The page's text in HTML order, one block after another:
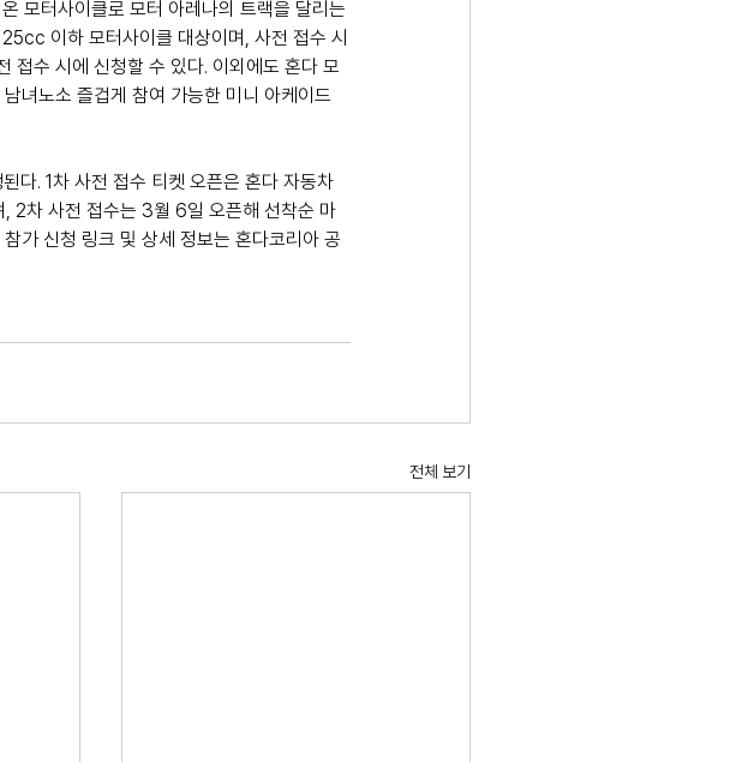
모터사이클로 모터 아레나의 트랙을 달리는
이하 모터사이클 대상이며, 사전 접수 시
접수 시에 신청할 수 있다. 이외에도 혼다 모
녀노소 즐겁게 참여 가능한 미니 아케이드
다. 1차 사전 접수 티켓 오픈은 혼다 자동차
2차 사전 접수는 3월 6일 오픈해 선착순 마
가 신청 링크 및 상세 정보는 혼다코리아 공
전체 보기